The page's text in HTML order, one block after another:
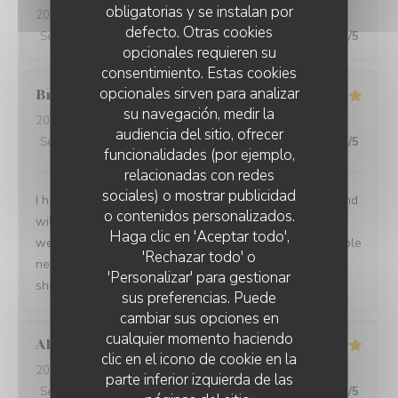
obligatorias y se instalan por
defecto. Otras cookies
opcionales requieren su
consentimiento. Estas cookies
opcionales sirven para analizar
su navegación, medir la
audiencia del sitio, ofrecer
funcionalidades (por ejemplo,
relacionadas con redes
sociales) o mostrar publicidad
o contenidos personalizados.
Haga clic en 'Aceptar todo',
'Rechazar todo' o
'Personalizar' para gestionar
sus preferencias. Puede
cambiar sus opciones en
cualquier momento haciendo
clic en el icono de cookie en la
parte inferior izquierda de las
2026-08-01
- 21:00 - Invitados 2
Servicio
Ambiente:5/5 Menú :5/5 Calidad / Precio /5
Brian
2026-07-24
- 19:00 - Invitados 1
Servicio
Ambiente: 5 /5 Menú:5 /5 Calidad / Precio /5
I had another very enjoyable meal at Le P’Tit Troquet and
will certainly return in the future. The food and service
were very good as always and I had the benefit of a table
next to an open window, which zi found very pleasant. I
shall return on my next visit to Paris.
Alexandra B
2026-07-28
- 19:00 - Invitados 2
Servicio
/5 Ambiente 5 Menú 5/5 /5